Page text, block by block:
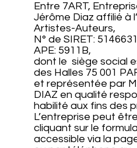
Entre 7ART,
Jérôme Diaz affilié à
Artistes-Auteurs,
N° de SIRET:
APE: 5911B,
dont le siège social
des Halles 75 001
et représentée par
DIAZ en qualité
habilité aux fins des
L’entreprise peut
cliquant sur le
accessible via la